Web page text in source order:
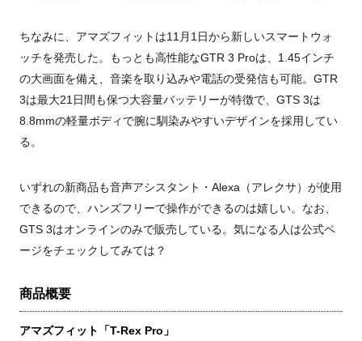
ちなみに、アマズフィットは11 月 1 日から新しいスマートウォ
ッチを発売した。もっとも高性能なGTR 3 Proは、 1.45インチ
の大画面を備え、音楽を取り込みや電話の受発信も可能。 GTR
3は最大21 日間も保つ大容量バッテリーが特徴で、 GTS 3は
8.8mmの軽量ボディで腕に馴染みやすいデザインを採用してい
る。
いずれの新商品も音声アシスタント・ Alexa （アレクサ）が使用
できるので、ハンズフリーで操作ができるのは嬉しい。なお、
GTS 3はオンラインのみで販売している。気になる人は公式ペ
ージをチェックしてみては？
商品概要
アマズフィット「T-Rex Pro 」